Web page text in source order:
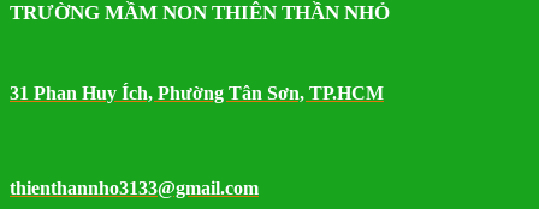
TRƯỜNG MẦM NON THIÊN THẦN NHỎ
31 Phan Huy Ích, Phường Tân Sơn, TP.HCM
thienthannho3133@gmail.com